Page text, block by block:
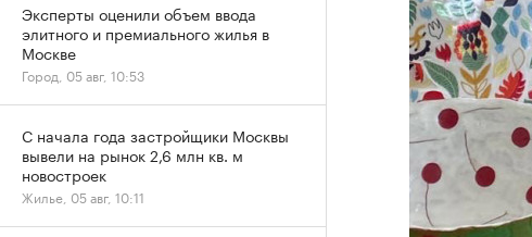
Эксперты оценили объем ввода
элитного и премиального жилья в
Москве
Город, 05 авг, 10:53
С начала года застройщики Москвы
вывели на рынок 2,6 млн кв. м
новостроек
Жилье, 05 авг, 10:11